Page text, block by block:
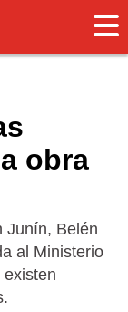
obra
Junín, Belén
al Ministerio